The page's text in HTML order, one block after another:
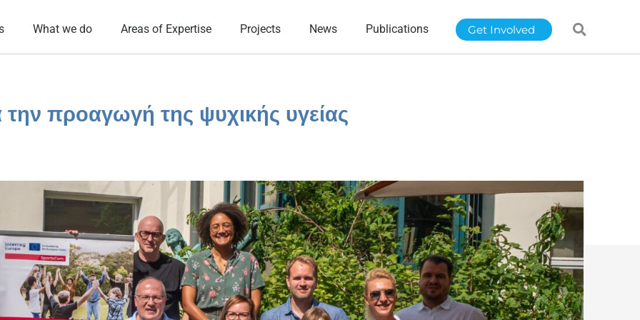
What we do Areas of Expertise Projects News Publications Get Involved
προαγωγή της ψυχικής υγείας